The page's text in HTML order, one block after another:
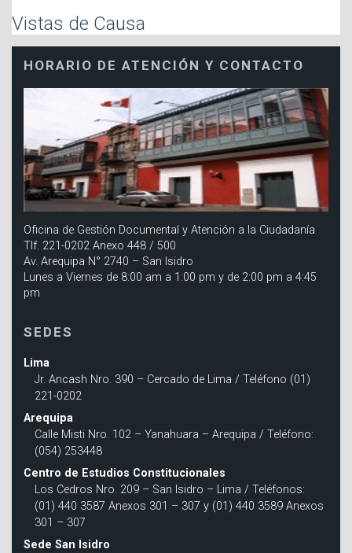
Vistas de Causa
HORARIO DE ATENCIÓN Y CONTACTO
Oficina de Gestión Documental y Atención a la Ciudadanía
Tlf. 221-0202 Anexo 448 / 500
Av. Arequipa N° 2740 – San Isidro
Lunes a Viernes de 8:00 am a 1:00 pm y de 2:00 pm a 4:45
pm
SEDES
Lima
Jr. Ancash Nro. 390 – Cercado de Lima / Teléfono (01)
221-0202
Arequipa
Calle Misti Nro. 102 – Yanahuara – Arequipa / Teléfono:
(054) 253448
Centro de Estudios Constitucionales
Los Cedros Nro. 209 – San Isidro – Lima / Teléfonos:
(01) 440 3587 Anexos 301 – 307 y (01) 440 3589 Anexos
301 – 307
Sede San Isidro